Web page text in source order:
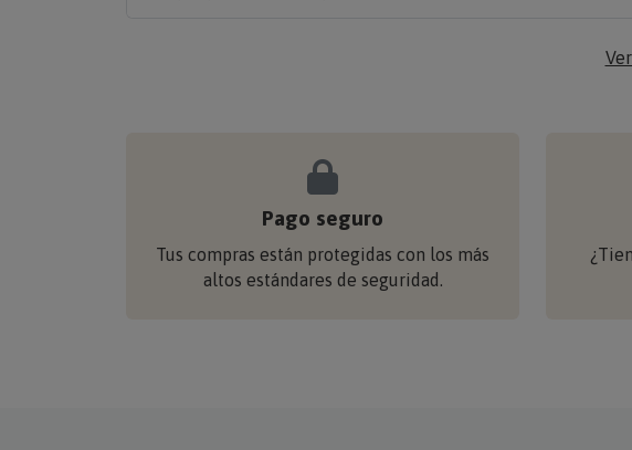
Pago seguro
Tus compras están protegidas con los más
altos estándares de seguridad.